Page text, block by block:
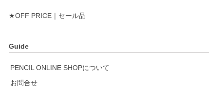
★OFF PRICE｜セール品
Guide
PENCIL ONLINE SHOPについて
お問合せ